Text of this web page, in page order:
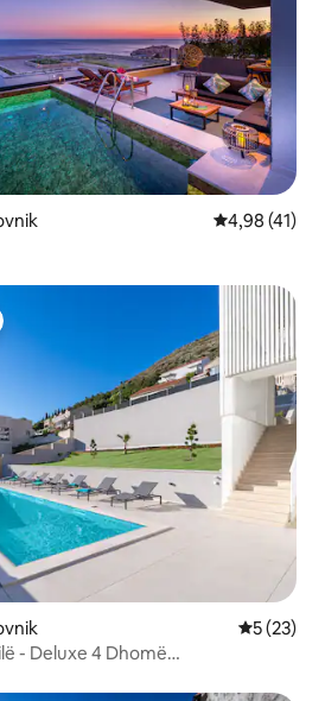
Vlerësimi
4,98 (41)
Vlerësimi
5 (23)
- Deluxe 4 Dhomë